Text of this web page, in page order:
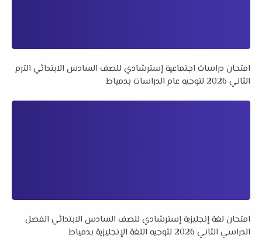
امتحان دراسات اجتماعية إسترشادي للصف السادس الابتدائي الترم
الثاني 2026 لتوجيه عام الدراسات بدمياط
امتحان لغة إنجليزية إسترشادي للصف السادس الابتدائي الفصل
الدراسي الثاني 2026 لتوجيه اللغة الإنجليزية بدمياط